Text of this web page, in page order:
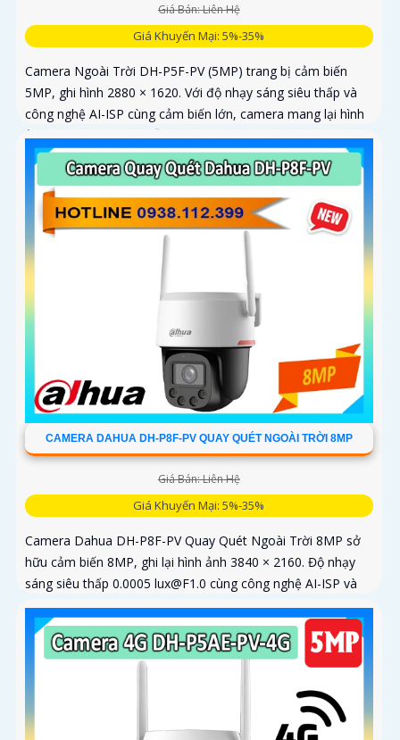
Giá Bán: Liên Hệ
Giá Khuyến Mại: 5%-35%
Camera Ngoài Trời DH-P5F-PV (5MP) trang bị cảm biến
5MP, ghi hình 2880 × 1620. Với độ nhạy sáng siêu thấp và
công nghệ AI-ISP cùng cảm biến lớn, camera mang lại hình
ảnh vượt trội cả ngày lẫn đêm
CAMERA DAHUA DH-P8F-PV QUAY QUÉT NGOÀI TRỜI 8MP
Giá Bán: Liên Hệ
Giá Khuyến Mại: 5%-35%
Camera Dahua DH-P8F-PV Quay Quét Ngoài Trời 8MP sở
hữu cảm biến 8MP, ghi lại hình ảnh 3840 × 2160. Độ nhạy
sáng siêu thấp 0.0005 lux@F1.0 cùng công nghệ AI-ISP và
cảm biến lớn...